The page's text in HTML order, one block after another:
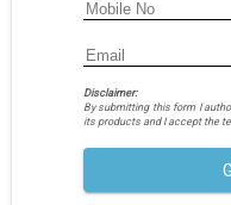
Disclaimer:
By submitting this form I
its products and I accept the